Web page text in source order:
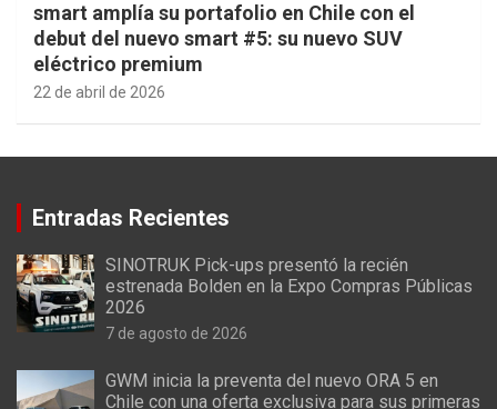
smart amplía su portafolio en Chile con el
debut del nuevo smart #5: su nuevo SUV
eléctrico premium
22 de abril de 2026
Entradas Recientes
SINOTRUK Pick-ups presentó la recién
estrenada Bolden en la Expo Compras Públicas
2026
7 de agosto de 2026
GWM inicia la preventa del nuevo ORA 5 en
Chile con una oferta exclusiva para sus primeras